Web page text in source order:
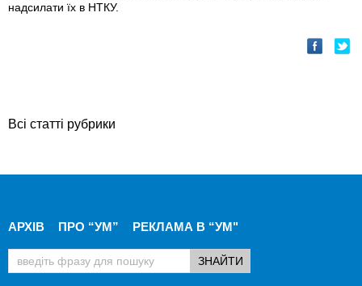
надсилати їх в НТКУ.
Всі статті рубрики
АРХІВ ПРО “УМ” РЕКЛАМА В “УМ"